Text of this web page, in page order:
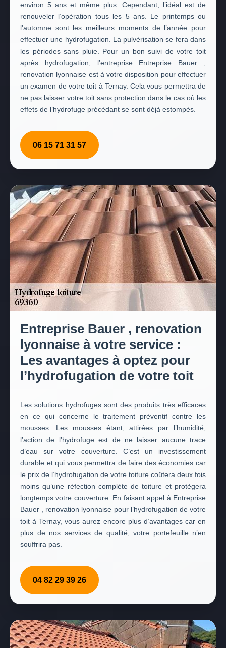
environ 5 ans et même plus. Cependant, l’idéal est de
renouveler l’opération tous les 5 ans. Le printemps ou
l'automne sont les meilleurs moments de l’année pour
effectuer une hydrofugation. La pulvérisation se fera dans
les périodes sans pluie. Pour un bon suivi de votre toit
après hydrofugation, l’entreprise Entreprise Bauer ,
renovation lyonnaise est à votre disposition pour effectuer
un examen de votre toit à Ternay. Cela vous permettra de
ne pas laisser votre toit sans protection dans le cas où les
effets de l’hydrofuge précédant se sont déjà estompés.
06 15 71 31 57
Entreprise Bauer , renovation
lyonnaise à votre service :
Les avantages à optez pour
l’hydrofugation de votre toit
Les solutions hydrofuges sont des produits très efficaces
en ce qui concerne le traitement préventif contre les
mousses. Les mousses étant, attirées par l’humidité,
l’action de l’hydrofuge est de ne laisser aucune trace
d’eau sur votre couverture. C’est un investissement
durable et qui vous permettra de faire des économies car
le prix de l’hydrofugation de votre toiture coûtera deux fois
moins qu’une réfection complète de toiture et protègera
longtemps votre couverture. En faisant appel à Entreprise
Bauer , renovation lyonnaise pour l’hydrofugation de votre
toit à Ternay, vous aurez encore plus d’avantages car en
plus de nos services de qualité, votre portefeuille n’en
souffrira pas.
04 82 29 39 26